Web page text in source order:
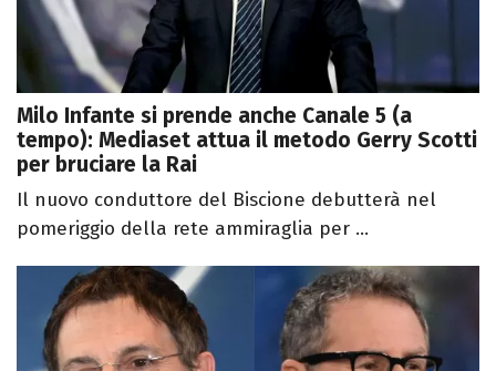
Milo Infante si prende anche Canale 5 (a
tempo): Mediaset attua il metodo Gerry Scotti
per bruciare la Rai
Il nuovo conduttore del Biscione debutterà nel
pomeriggio della rete ammiraglia per ...